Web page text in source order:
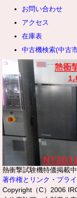
お問い合わせ
アクセス
在庫表
中古機検索(中古
熱衝撃試験機特価掲載
著作権とリンク・プラ
Copyright（C）2006